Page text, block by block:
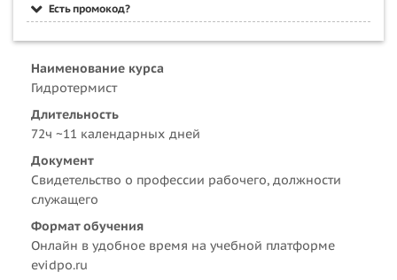
Есть промокод?
Наименование курса
Гидротермист
Длительность
72ч ~11 календарных дней
Документ
Свидетельство о профессии рабочего, должности
служащего
Формат обучения
Онлайн в удобное время на учебной платформе
evidpo.ru